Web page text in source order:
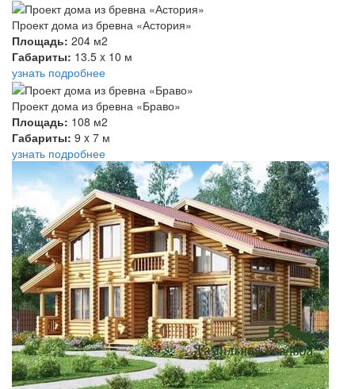
Проект дома из бревна «Астория»
Площадь: 204 м2
Габариты: 13.5 x 10 м
узнать подробнее
Проект дома из бревна «Браво»
Площадь: 108 м2
Габариты: 9 x 7 м
узнать подробнее